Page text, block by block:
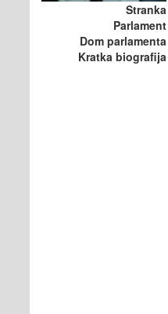
Stranka
Parlament
Dom parlamenta
Kratka biografija